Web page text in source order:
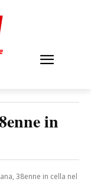
in
38enne in cella nel